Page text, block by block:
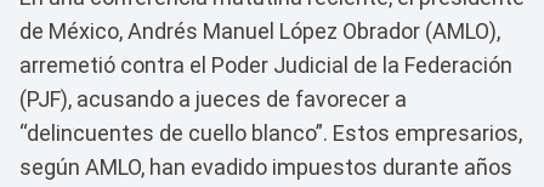
de México, Andrés Manuel López Obrador (AMLO),
arremetió contra el Poder Judicial de la Federación
(PJF), acusando a jueces de favorecer a
“delincuentes de cuello blanco”. Estos empresarios,
según AMLO, han evadido impuestos durante años